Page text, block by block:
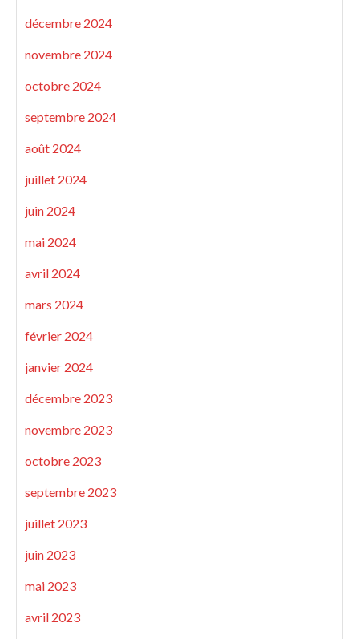
décembre 2024
novembre 2024
octobre 2024
septembre 2024
août 2024
juillet 2024
juin 2024
mai 2024
avril 2024
mars 2024
février 2024
janvier 2024
décembre 2023
novembre 2023
octobre 2023
septembre 2023
juillet 2023
juin 2023
mai 2023
avril 2023